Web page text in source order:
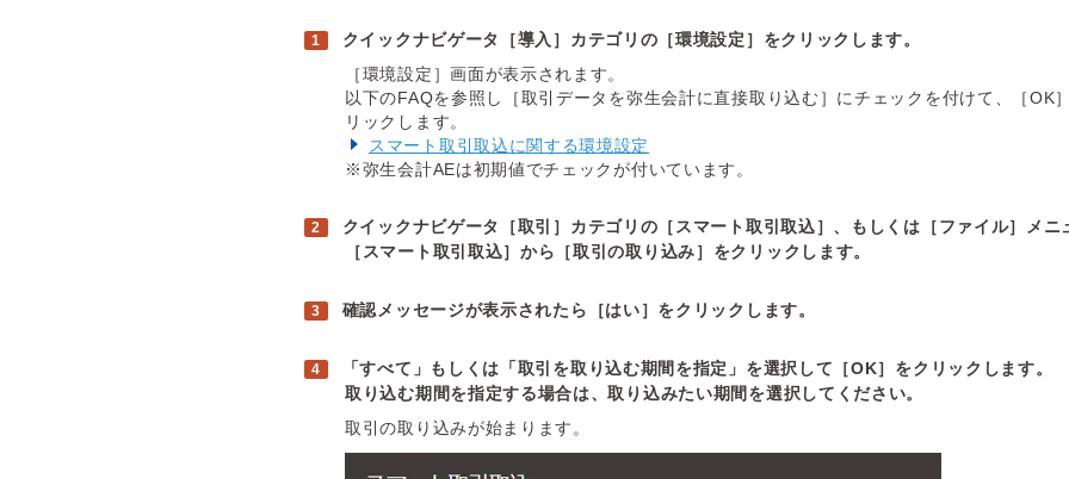
クイックナビゲータ［導入］カテゴリの［環境設定］をクリックします。
［環境設定］画面が表示されます。
以下のFAQを参照し［取引データを弥生会計に直接取り込む］にチェックを付けて、［OK
リックします。
スマート取引取込に関する環境設定
※弥生会計AEは初期値でチェックが付いています。
クイックナビゲータ［取引］カテゴリの［スマート取引取込］、もしくは［ファイル］メニ
［スマート取引取込］から［取引の取り込み］をクリックします。
確認メッセージが表示されたら［はい］をクリックします。
「すべて」もしくは「取引を取り込む期間を指定」を選択して［OK］をクリックします。
取り込む期間を指定する場合は、取り込みたい期間を選択してください。
取引の取り込みが始まります。